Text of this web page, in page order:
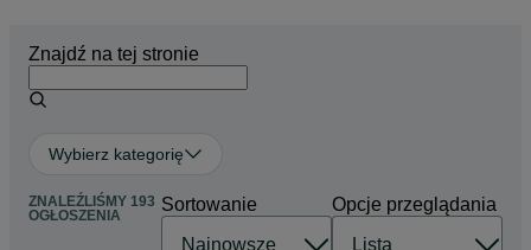
Znajdź na tej stronie
Wybierz kategorię
ZNALEŹLIŚMY 193
OGŁOSZENIA
Sortowanie Opcje przeglądania